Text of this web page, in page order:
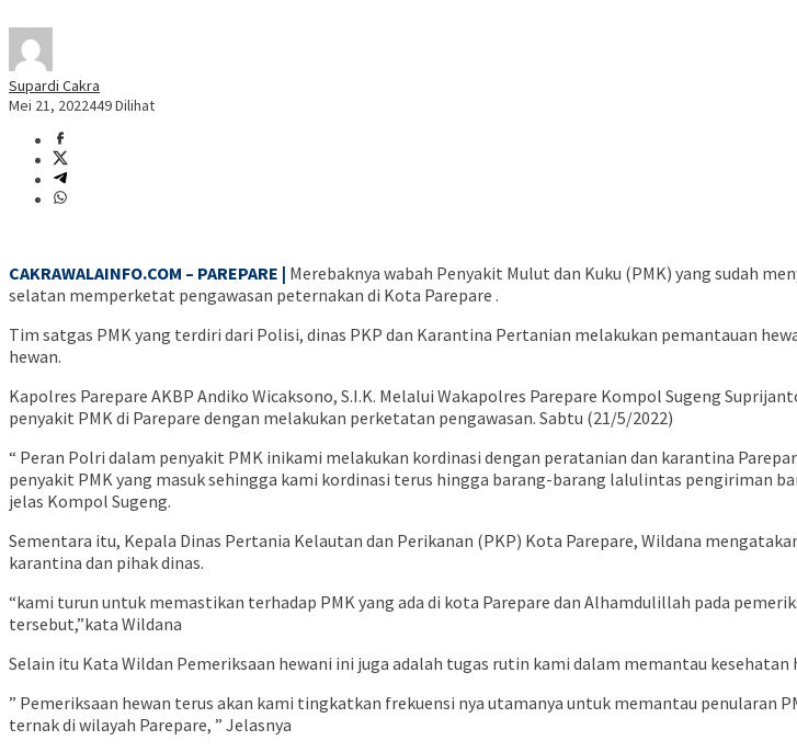
Supardi Cakra
Mei 21, 2022449 Dilihat
CAKRAWALAINFO.COM – PAREPARE | Merebaknya wabah Penyakit Mulut dan Kuku (PMK) yang sudah
selatan memperketat pengawasan peternakan di Kota Parepare .
Tim satgas PMK yang terdiri dari Polisi, dinas PKP dan Karantina Pertanian melakukan pemantauan
hewan.
Kapolres Parepare AKBP Andiko Wicaksono, S.I.K. Melalui Wakapolres Parepare Kompol Sugeng
penyakit PMK di Parepare dengan melakukan perketatan pengawasan. Sabtu (21/5/2022)
“ Peran Polri dalam penyakit PMK inikami melakukan kordinasi dengan peratanian dan karantina
penyakit PMK yang masuk sehingga kami kordinasi terus hingga barang-barang lalulintas pengiriman
jelas Kompol Sugeng.
Sementara itu, Kepala Dinas Pertania Kelautan dan Perikanan (PKP) Kota Parepare, Wildana
karantina dan pihak dinas.
“kami turun untuk memastikan terhadap PMK yang ada di kota Parepare dan Alhamdulillah pada
tersebut,”kata Wildana
Selain itu Kata Wildan Pemeriksaan hewani ini juga adalah tugas rutin kami dalam memantau kesehatan
” Pemeriksaan hewan terus akan kami tingkatkan frekuensi nya utamanya untuk memantau
ternak di wilayah Parepare, ” Jelasnya